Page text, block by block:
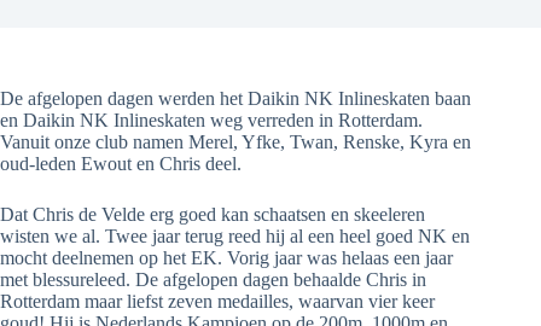
De afgelopen dagen werden het Daikin NK Inlineskaten baan
en Daikin NK Inlineskaten weg verreden in Rotterdam.
Vanuit onze club namen Merel, Yfke, Twan, Renske, Kyra en
oud-leden Ewout en Chris deel.
Dat Chris de Velde erg goed kan schaatsen en skeeleren
wisten we al. Twee jaar terug reed hij al een heel goed NK en
mocht deelnemen op het EK. Vorig jaar was helaas een jaar
met blessureleed. De afgelopen dagen behaalde Chris in
Rotterdam maar liefst zeven medailles, waarvan vier keer